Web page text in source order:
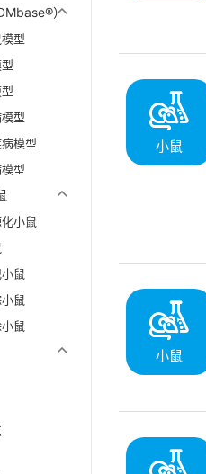
）
型
型
模型
型
小鼠
鼠
鼠
鼠
小鼠
小鼠